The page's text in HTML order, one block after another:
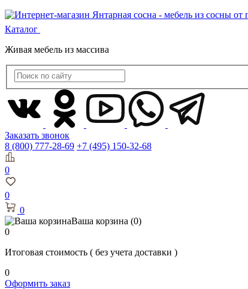
Каталог
Живая мебель из массива
Заказать звонок
8 (800) 777-28-69 +7 (495) 150-32-68
0
0
0
Ваша корзина (0)
0
Итоговая стоимость ( без учета доставки )
0
Оформить заказ